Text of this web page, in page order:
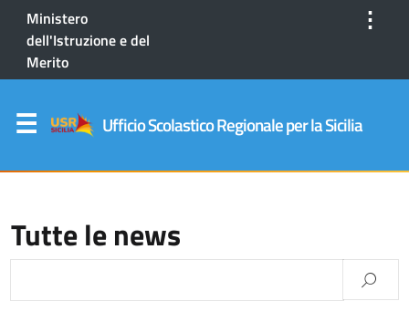
Ministero
dell'Istruzione e del
Merito
⋮
Ufficio Scolastico Regionale per la Sicilia
Tutte le news